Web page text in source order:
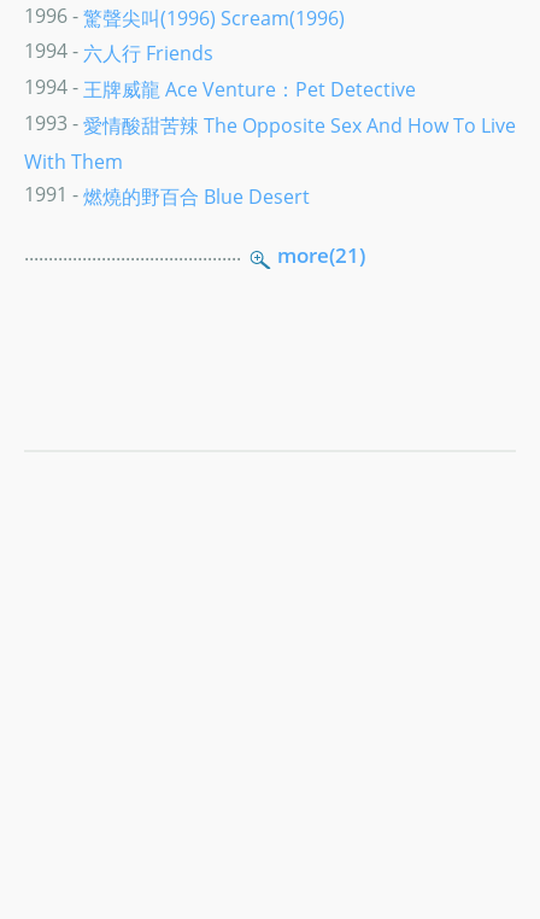
1996 -驚聲尖叫(1996) Scream(1996)
1994 - 六人行 Friends
1994 - 王牌威龍 Ace Venture：Pet Detective
1993 -愛情酸甜苦辣 The Opposite Sex And How To Live
With Them
1991 -燃燒的野百合 Blue Desert
............................................. more(21)